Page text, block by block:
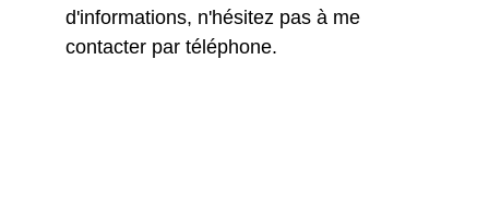
d'informations, n'hésitez pas à me
contacter par téléphone.